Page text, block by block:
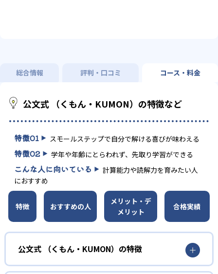
総合情報 評判・口コミ コース・料金
公文式 （くもん・KUMON）の特徴など
特徴01 スモールステップで自分で解ける喜びが味わえる
特徴02 学年や年齢にとらわれず、先取り学習ができる
こんな人に向いている
計算能力や読解力を育みたい人
におすすめ
特徴 おすすめの人
メリット・デ
メリット
合格実績
公文式 （くもん・KUMON）の特徴
01
無学年式の学力別学習